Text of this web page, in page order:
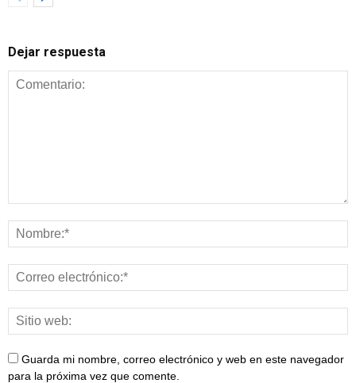
Dejar respuesta
Guarda mi nombre, correo electrónico y web en este navegador
para la próxima vez que comente.